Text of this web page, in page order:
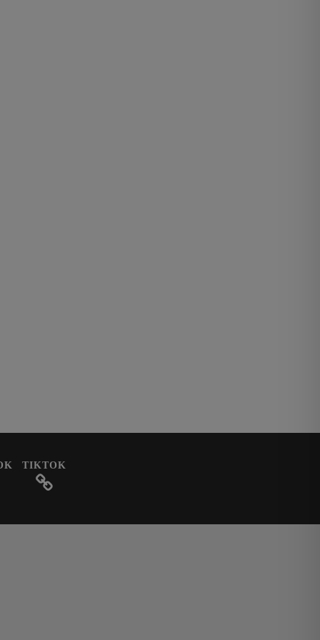
TIKTOK